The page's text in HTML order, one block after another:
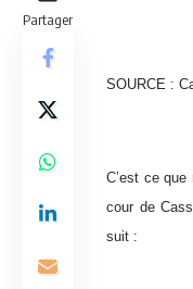
Partager
SOURCE :
C’est ce
cour de
suit :